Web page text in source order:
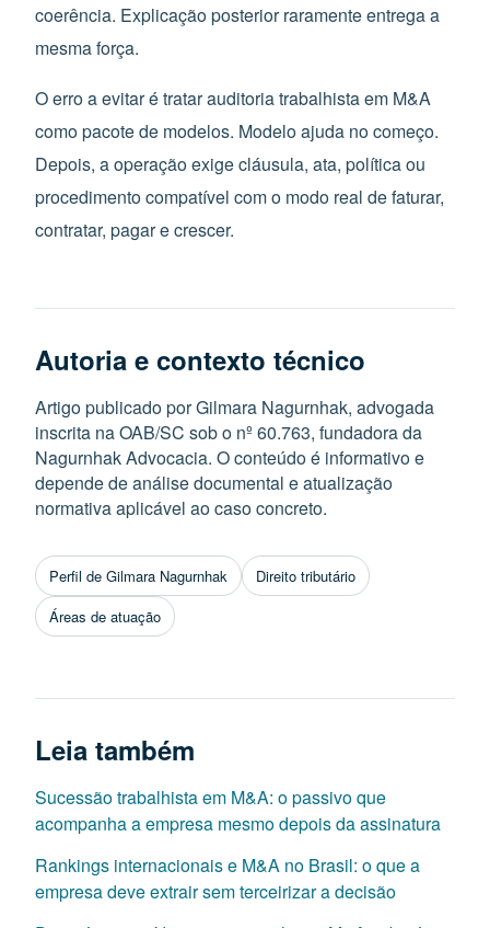
coerência. Explicação posterior raramente entrega a
mesma força.
O erro a evitar é tratar auditoria trabalhista em M&A
como pacote de modelos. Modelo ajuda no começo.
Depois, a operação exige cláusula, ata, política ou
procedimento compatível com o modo real de faturar,
contratar, pagar e crescer.
Autoria e contexto técnico
Artigo publicado por Gilmara Nagurnhak, advogada
inscrita na OAB/SC sob o nº 60.763, fundadora da
Nagurnhak Advocacia. O conteúdo é informativo e
depende de análise documental e atualização
normativa aplicável ao caso concreto.
Perfil de Gilmara Nagurnhak
Direito tributário
Áreas de atuação
Leia também
Sucessão trabalhista em M&A: o passivo que
acompanha a empresa mesmo depois da assinatura
Rankings internacionais e M&A no Brasil: o que a
empresa deve extrair sem terceirizar a decisão